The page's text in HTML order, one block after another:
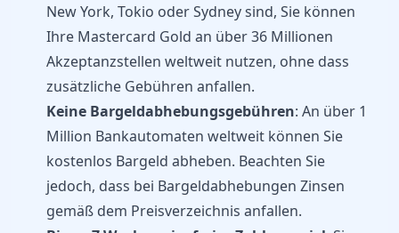
New York, Tokio oder Sydney sind, Sie können
Ihre Mastercard Gold an über 36 Millionen
Akzeptanzstellen weltweit nutzen, ohne dass
zusätzliche Gebühren anfallen.
Keine Bargeldabhebungsgebühren: An über 1
Million Bankautomaten weltweit können Sie
kostenlos Bargeld abheben. Beachten Sie
jedoch, dass bei Bargeldabhebungen Zinsen
gemäß dem Preisverzeichnis anfallen.